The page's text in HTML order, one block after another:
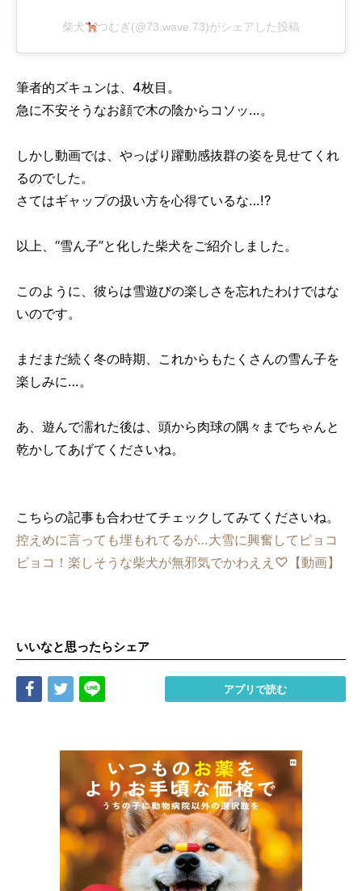
柴犬 つむぎ(@73.wave.73)がシェアした投稿
筆者的ズキュンは、4枚目。
急に不安そうなお顔で木の陰からコソッ…。
しかし動画では、やっぱり躍動感抜群の姿を見せてくれ
るのでした。
さてはギャップの扱い方を心得ているな…!?
以上、“雪ん子”と化した柴犬をご紹介しました。
このように、彼らは雪遊びの楽しさを忘れたわけではな
いのです。
まだまだ続く冬の時期、これからもたくさんの雪ん子を
楽しみに…。
あ、遊んで濡れた後は、頭から肉球の隅々までちゃんと
乾かしてあげてくださいね。
こちらの記事も合わせてチェックしてみてくださいね。
控えめに言っても埋もれてるが…大雪に興奮してピョコ
ピョコ！楽しそうな柴犬が無邪気でかわええ♡【動画】
いいなと思ったらシェア
Share Tweet アプリで読む